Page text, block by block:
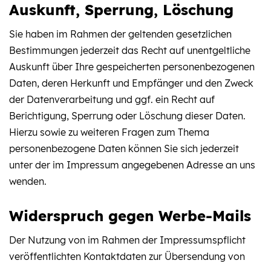
Auskunft, Sperrung, Löschung
Sie haben im Rahmen der geltenden gesetzlichen
Bestimmungen jederzeit das Recht auf unentgeltliche
Auskunft über Ihre gespeicherten personenbezogenen
Daten, deren Herkunft und Empfänger und den Zweck
der Datenverarbeitung und ggf. ein Recht auf
Berichtigung, Sperrung oder Löschung dieser Daten.
Hierzu sowie zu weiteren Fragen zum Thema
personenbezogene Daten können Sie sich jederzeit
unter der im Impressum angegebenen Adresse an uns
wenden.
Widerspruch gegen Werbe-Mails
Der Nutzung von im Rahmen der Impressumspflicht
veröffentlichten Kontaktdaten zur Übersendung von